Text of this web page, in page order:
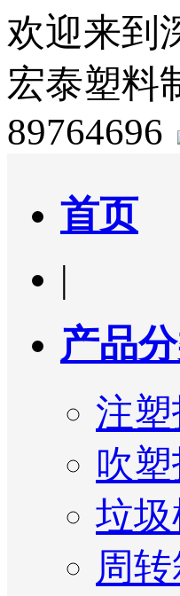
欢迎来到
宏泰塑料
89764696
首页
|
产品
注塑
吹塑
垃圾
周转